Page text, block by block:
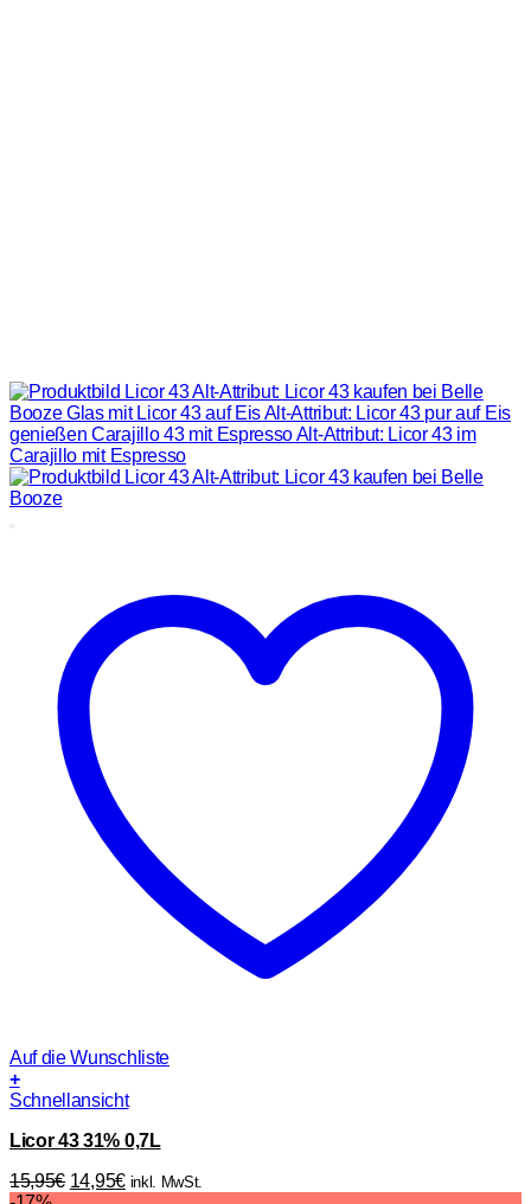
Auf die Wunschliste
+
Schnellansicht
Licor 43 31% 0,7L
15,95€ Ursprünglicher
14,95€Aktueller
inkl. MwSt.